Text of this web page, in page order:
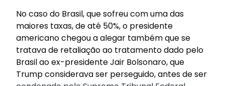
No caso do Brasil, que sofreu com uma das
maiores taxas, de até 50%, o presidente
americano chegou a alegar também que se
tratava de retaliação ao tratamento dado pelo
Brasil ao ex-presidente Jair Bolsonaro, que
Trump considerava ser perseguido, antes de ser